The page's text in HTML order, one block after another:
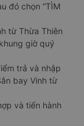
đó chọn “TÌM
từ Thừa Thiên
giờ quý
trả và nhập
bay Vinh từ
và tiến hành